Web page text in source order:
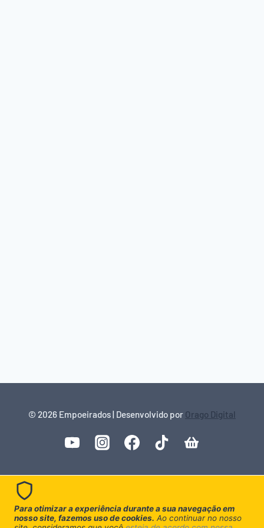
© 2026 Empoeirados | Desenvolvido por Orago Digital
Para otimizar a experiência durante a sua navegação em
nosso site, fazemos uso de cookies. Ao continuar no nosso